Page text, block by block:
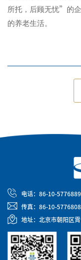
所托，后顾无忧” 的
的养老生活。
电话：86-10-
传真：86-10-
地址：北京市朝阳区